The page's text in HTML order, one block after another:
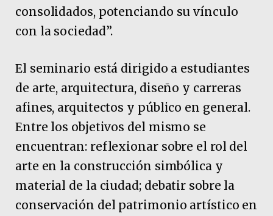
consolidados, potenciando su vínculo
con la sociedad”.
El seminario está dirigido a estudiantes
de arte, arquitectura, diseño y carreras
afines, arquitectos y público en general.
Entre los objetivos del mismo se
encuentran: reflexionar sobre el rol del
arte en la construcción simbólica y
material de la ciudad; debatir sobre la
conservación del patrimonio artístico en